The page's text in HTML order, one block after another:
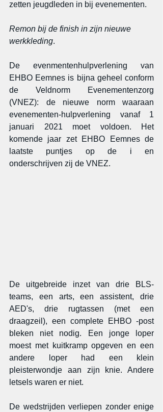
zetten jeugdleden in bij evenementen.
Remon bij de finish in zijn nieuwe
werkkleding.
De evenmentenhulpverlening van
EHBO Eemnes is bijna geheel conform
de Veldnorm Evenementenzorg
(VNEZ): de nieuwe norm waaraan
evenementen-hulpverlening vanaf 1
januari 2021 moet voldoen. Het
komende jaar zet EHBO Eemnes de
laatste puntjes op de i en
onderschrijven zij de VNEZ.
De uitgebreide inzet van drie BLS-
teams, een arts, een assistent, drie
AED's, drie rugtassen (met een
draagzeil), een complete EHBO -post
bleken niet nodig. Een jonge loper
moest met kuitkramp opgeven en een
andere loper had een klein
pleisterwondje aan zijn knie. Andere
letsels waren er niet.
De wedstrijden verliepen zonder enige